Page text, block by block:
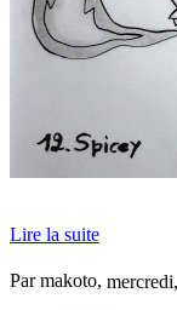
Lire la suite
Par makoto,